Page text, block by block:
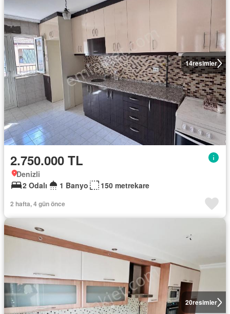
14resimler
2.750.000 TL
Denizli
2 Odalı
1 Banyo 150 metrekare
2 hafta, 4 gün önce
20resimler